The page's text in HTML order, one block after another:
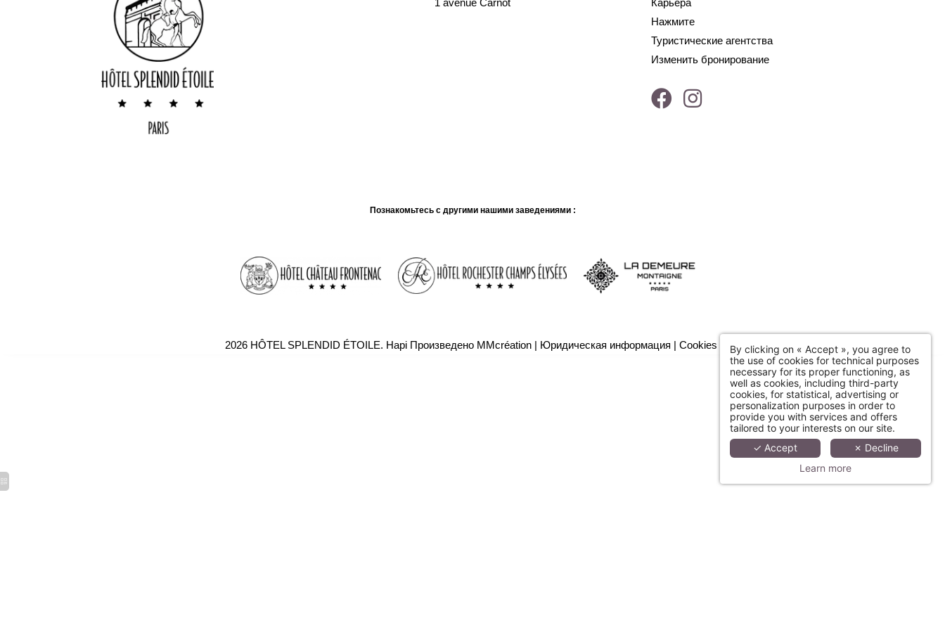
Нажмите
Туристические агентства
Изменить бронирование
Познакомьтесь с другими нашими заведениями :
2026 HÔTEL SPLENDID ÉTOILE. Hapi Произведено MMcréation | Юридическая информация | Cookies
By clicking on « Accept », you agree to
the use of cookies for technical purposes
necessary for its proper functioning, as
well as cookies, including third-party
cookies, for statistical, advertising or
personalization purposes in order to
provide you with services and offers
tailored to your interests on our site.
✓ Accept
✗ Decline
Learn more